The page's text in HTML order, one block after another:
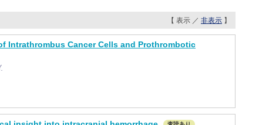
【 表示 ／ 非表示 】
Intrathrombus Cancer Cells and Prothrombotic